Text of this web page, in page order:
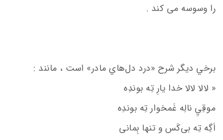
را وسوسه می کند .
برخي ديگر شرح «درد دل‌هاي مادر» است ، مانند :
« لالا لالا خدا یارِ تِه بوندِه
موقِيِ‌ نالِه غَمخوار تِه بوندِه
اَگِه تِه بی‌کَس و تنها بِمانی